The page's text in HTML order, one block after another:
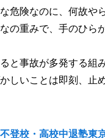
危険なのに、何故
の重みで、手のひら
と事故が多発する組
しいことは即刻、止
登校・高校中退塾東